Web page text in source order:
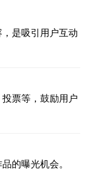
是吸引用户互动
票等，鼓励用户
的曝光机会。